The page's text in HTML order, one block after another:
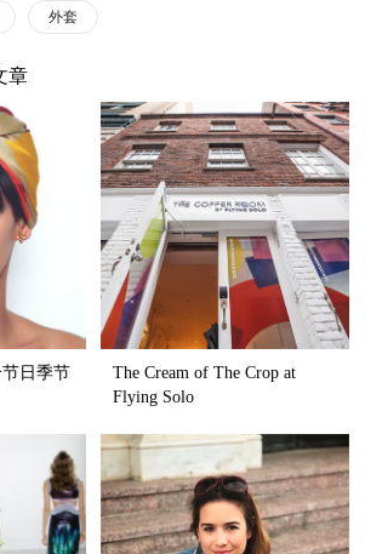
外套
章
日季节
The Cream of The Crop at
Flying Solo